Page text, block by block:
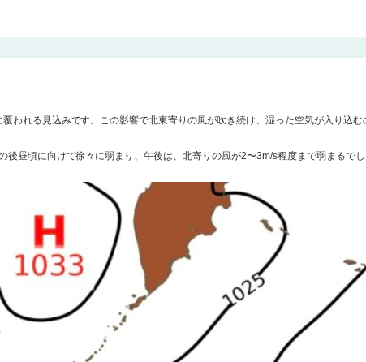
われる見込みです。この影響で北東寄りの風が吹き続け、湿った空気が入り込む
昼頃に向けて徐々に弱まり、午後は、北寄りの風が2〜3m/s程度まで弱まるでし